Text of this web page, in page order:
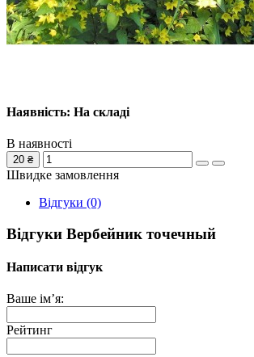
Наявність: На складі
В наявності
20 ₴
Швидке замовлення
Відгуки (0)
Відгуки Вербейник точечный
Написати відгук
Ваше ім’я:
Рейтинг